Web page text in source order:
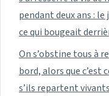
pendant deux ans : le
ce qui bougeait
On s’obstine tous à
bord, alors que c’est
s’ils repartent vivants